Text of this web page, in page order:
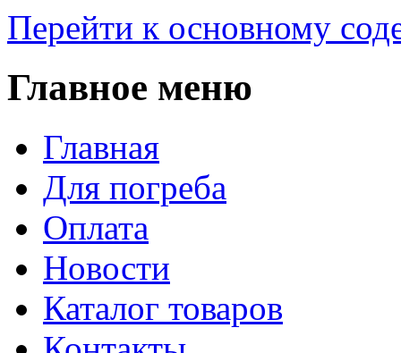
Перейти к основному
Главное меню
Главная
Для погреба
Оплата
Новости
Каталог товаров